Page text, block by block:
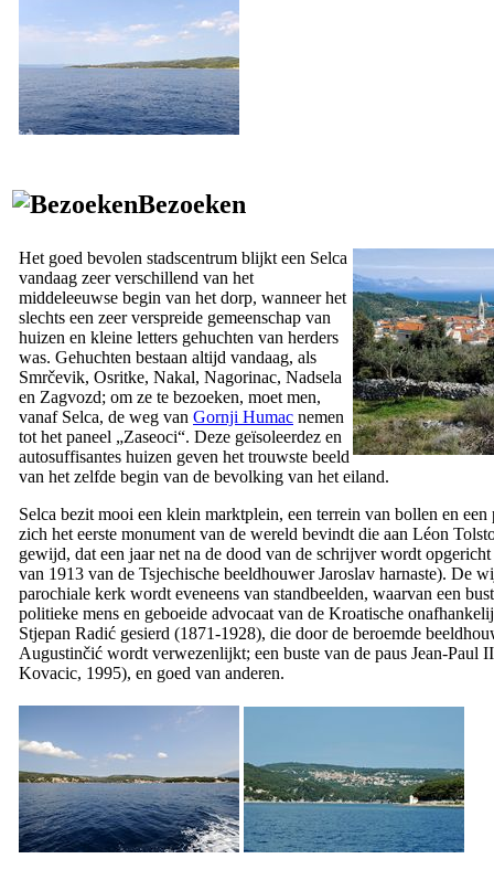
Bezoeken
Het goed bevolen stadscentrum blijkt een Selca
vandaag zeer verschillend van het
middeleeuwse begin van het dorp, wanneer het
slechts een zeer verspreide gemeenschap van
huizen en kleine letters gehuchten van herders
was. Gehuchten bestaan altijd vandaag, als
Smrčevik, Osritke, Nakal, Nagorinac, Nadsela
en Zagvozd; om ze te bezoeken, moet men,
vanaf Selca, de weg van Gornji Humac nemen
tot het paneel „Zaseoci“. Deze geïsoleerdez en
autosuffisantes huizen geven het trouwste beeld
van het zelfde begin van de bevolking van het eiland.
Selca bezit mooi een klein marktplein, een terrein van bollen en een
zich het eerste monument van de wereld bevindt die aan Léon
gewijd, dat een jaar net na de dood van de schrijver wordt
van 1913 van de Tsjechische beeldhouwer Jaroslav harnaste). De
parochiale kerk wordt eveneens van standbeelden, waarvan een
politieke mens en geboeide advocaat van de Kroatische
Stjepan Radić gesierd (1871-1928), die door de beroemde
Augustinčić wordt verwezenlijkt; een buste van de paus Jean-Paul
Kovacic, 1995), en goed van anderen.